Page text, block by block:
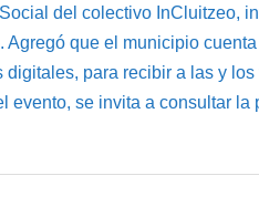
del colectivo InCluitzeo,
que el municipio
para recibir a las y
evento, se invita a consultar la